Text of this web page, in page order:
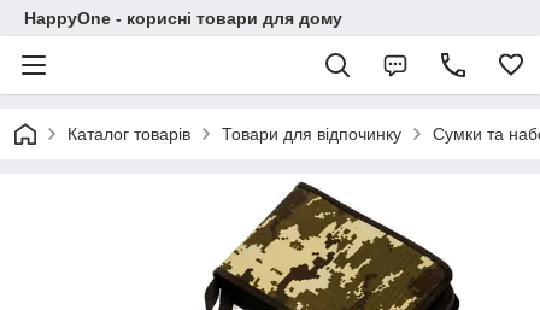
HappyOne - корисні товари для дому
Каталог товарів Товари для відпочинку Сумки та